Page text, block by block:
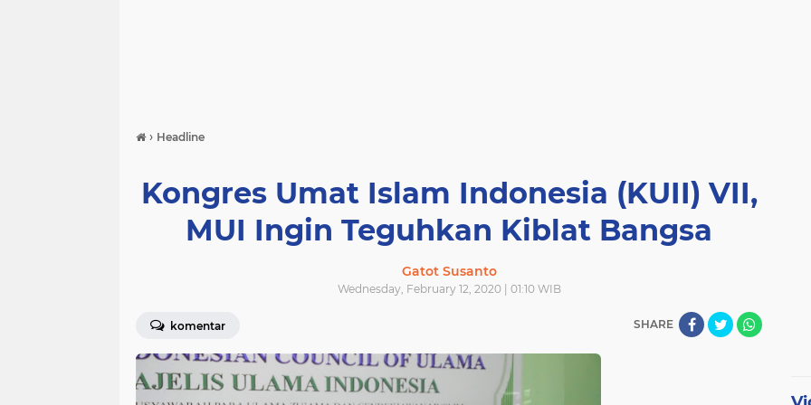
› Headline
Kongres Umat Islam Indonesia (KUII) VII,
MUI Ingin Teguhkan Kiblat Bangsa
Gatot Susanto
Wednesday, February 12, 2020 | 01:10 WIB
komentar SHARE